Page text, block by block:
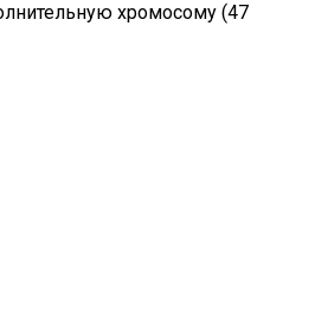
хромосому (47